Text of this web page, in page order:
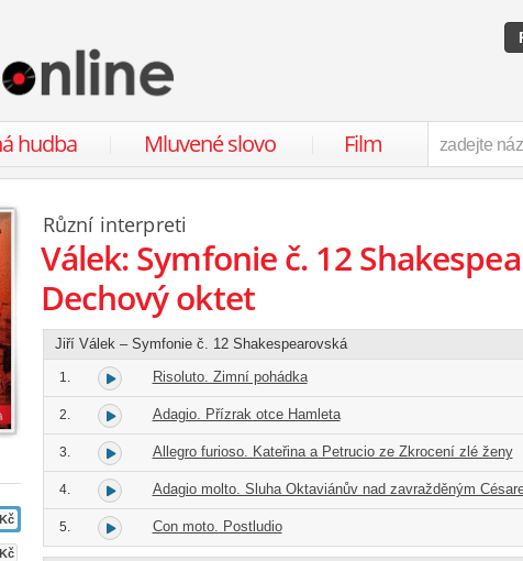
hudba Mluvené slovo Film
Různí interpreti
Válek: Symfonie č. 12
Dechový oktet
Jiří Válek – Symfonie č. 12 Shakespearovská
1. Risoluto. Zimní pohádka
2. Adagio. Přízrak otce Hamleta
3. Allegro furioso. Kateřina a Petrucio ze Zkrocení zlé ženy
4. Adagio molto. Sluha Oktaviánův nad zavražděným
5. Con moto. Postludio